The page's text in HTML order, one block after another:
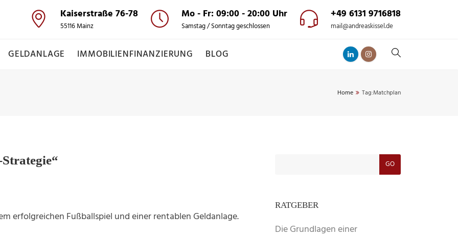
Kaiserstraße 76-78
55116 Mainz
Mo - Fr: 09:00 - 20:00 Uhr
Samstag / Sonntag geschlossen
+49 6131 9716818
mail@andreaskissel.de
GELDANLAGE IMMOBILIENFINANZIERUNG BLOG
Home Tag:Matchplan
erfolgreichen Fußballspiel und einer rentablen Geldanlage.
GO
RATGEBER
Die Grundlagen einer